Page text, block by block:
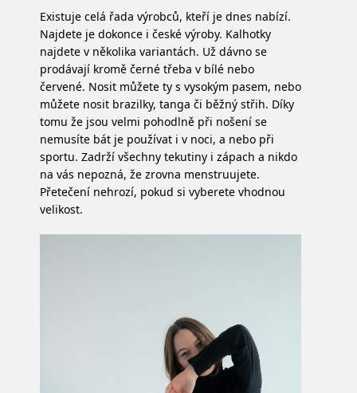
Existuje celá řada výrobců, kteří je dnes nabízí.
Najdete je dokonce i české výroby. Kalhotky
najdete v několika variantách. Už dávno se
prodávají kromě černé třeba v bílé nebo
červené. Nosit můžete ty s vysokým pasem, nebo
můžete nosit brazilky, tanga či běžný střih. Díky
tomu že jsou velmi pohodlně při nošení se
nemusíte bát je používat i v noci, a nebo při
sportu. Zadrží všechny tekutiny i zápach a nikdo
na vás nepozná, že zrovna menstruujete.
Přetečení nehrozí, pokud si vyberete vhodnou
velikost.